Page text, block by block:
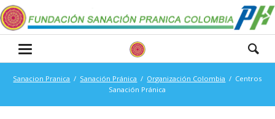
Sanacion Pranica Sanación Pránica Organización Colombia
Centros
Sanación Pránica